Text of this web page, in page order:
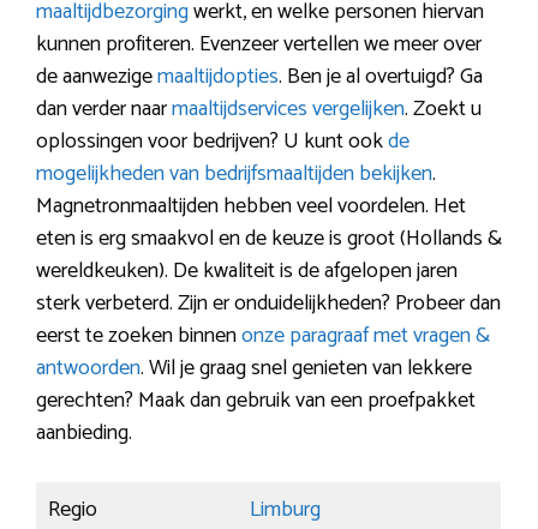
maaltijdbezorgingwerkt, en welke personen hiervan
kunnen profiteren. Evenzeer vertellen we meer over
de aanwezigemaaltijdopties. Ben je al overtuigd? Ga
dan verder naarmaaltijdservices vergelijken. Zoekt u
oplossingen voor bedrijven? U kunt ookde
mogelijkheden van bedrijfsmaaltijden bekijken.
Magnetronmaaltijden hebben veel voordelen. Het
eten is erg smaakvol en de keuze is groot (Hollands &
wereldkeuken). De kwaliteit is de afgelopen jaren
sterk verbeterd. Zijn er onduidelijkheden? Probeer dan
eerst te zoeken binnenonze paragraaf met vragen &
antwoorden. Wil je graag snel genieten van lekkere
gerechten? Maak dan gebruik van een proefpakket
aanbieding.
Regio
Limburg